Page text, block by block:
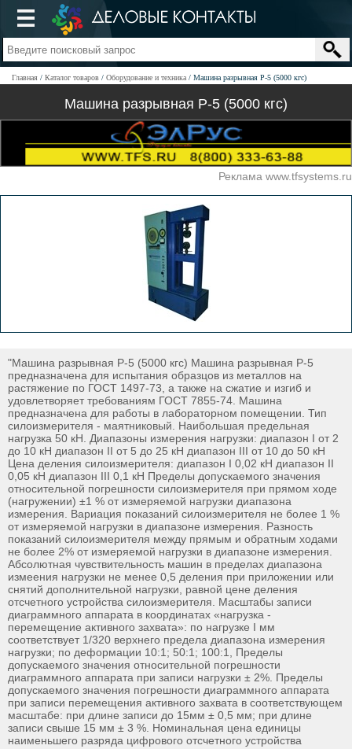
Главная Каталог товаров Оборудование и техника Машина разрывная Р-5 (5000 кгс)
Машина разрывная Р-5 (5000 кгс)
Реклама www.tfsystems.ru
"Машина разрывная Р-5 (5000 кгс) Машина разрывная Р-5
предназначена для испытания образцов из металлов на
растяжение по ГОСТ 1497-73, а также на сжатие и изгиб и
удовлетворяет требованиям ГОСТ 7855-74. Машина
предназначена для работы в лабораторном помещении. Тип
силоизмерителя - маятниковый. Наибольшая предельная
нагрузка 50 кН. Диапазоны измерения нагрузки: диапазон I от 2
до 10 кН диапазон II от 5 до 25 кН диапазон III от 10 до 50 кН
Цена деления силоизмерителя: диапазон I 0,02 кН диапазон II
0,05 кН диапазон III 0,1 кН Пределы допускаемого значения
относительной погрешности силоизмерителя при прямом ходе
(нагружении) ±1 % от измеряемой нагрузки диапазона
измерения. Вариация показаний силоизмерителя не более 1 %
от измеряемой нагрузки в диапазоне измерения. Разность
показаний силоизмерителя между прямым и обратным ходами
не более 2% от измеряемой нагрузки в диапазоне измерения.
Абсолютная чувствительность машин в пределах диапазона
измеения нагрузки не менее 0,5 деления при приложении или
снятий дополнительной нагрузки, равной цене деления
отсчетного устройства силоизмерителя. Масштабы записи
диаграммного аппарата в координатах «нагрузка -
перемещение активного захвата»: по нагрузке I мм
соответствует 1/320 верхнего предела диапазона измерения
нагрузки; по деформации 10:1; 50:1; 100:1, Пределы
допускаемого значения относительной погрешности
диаграммного аппарата при записи нагрузки ± 2%. Пределы
допускаемого значения погрешности диаграммного аппарата
при записи перемещения активного захвата в соответствующем
масштабе: при длине записи до 15мм ± 0,5 мм; при длине
записи свыше 15 мм ± 3 %. Номинальная цена единицы
наименьшего разряда цифрового отсчетного устройства